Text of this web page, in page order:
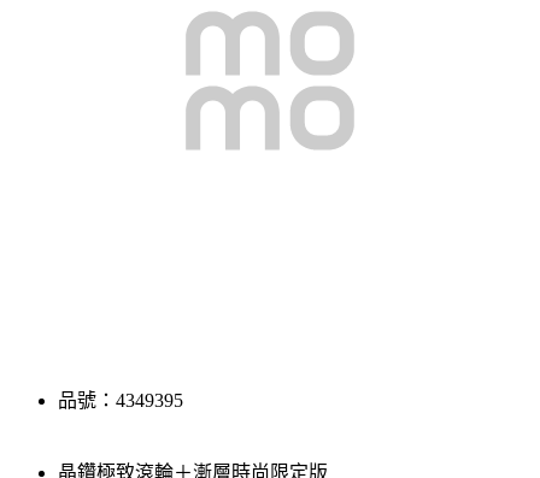
品號：4349395
晶鑽極致滾輪＋漸層時尚限定版